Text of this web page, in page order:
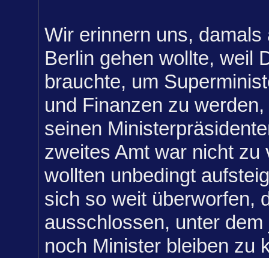
Wir erinnern uns,
Berlin gehen wollte, weil
brauchte, um
und Finanzen zu
seinen
zweites Amt war nicht zu
wollten unbedingt
sich so weit überworfen,
ausschlossen, unter
noch Minister bleiben zu